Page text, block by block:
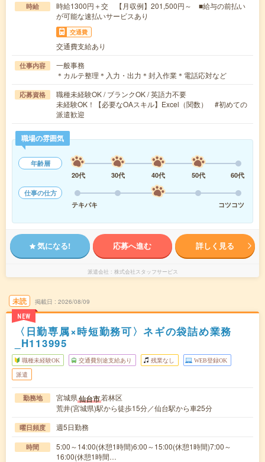
時給
時給1300円＋交 【月収例】201,500円～ ■給与の前払い
が可能な速払いサービスあり
交通費
交通費支給あり
仕事内容
一般事務
＊カルテ整理＊入力・出力＊封入作業＊電話応対など
応募資格
職種未経験OK / ブランクOK / 英語力不要
未経験OK！【必要なOAスキル】Excel（関数） #初めての
派遣歓迎
職場の雰囲気
年齢層
20代
30代 40代 50代
60代
仕事の仕方
テキパキ
コツコツ
気になる! 応募へ進む 詳しく見る
派遣会社 株式会社スタッフサービス
未読
NEW
掲載日 2026/08/09
〈日勤専属×時短勤務可〉ネギの袋詰め業務
_H113995
職種未経験OK 交通費別途支給あり 残業なし WEB登録OK
派遣
勤務地 宮城県仙台市若林区
荒井(宮城県)駅から徒歩15分／仙台駅から車25分
曜日頻度 週5日勤務
時間
5:00～14:00(休憩1時間)6:00～15:00(休憩1時間)7:00～
16:00(休憩1時間…